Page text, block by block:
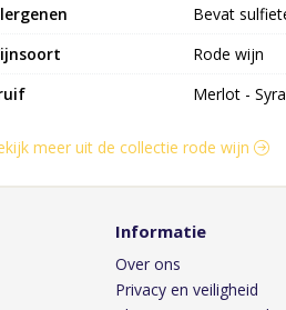
Bevat
Rode wijn
Merlot -
meer uit de collectie rode wijn
Informatie
Over ons
Privacy en veiligheid